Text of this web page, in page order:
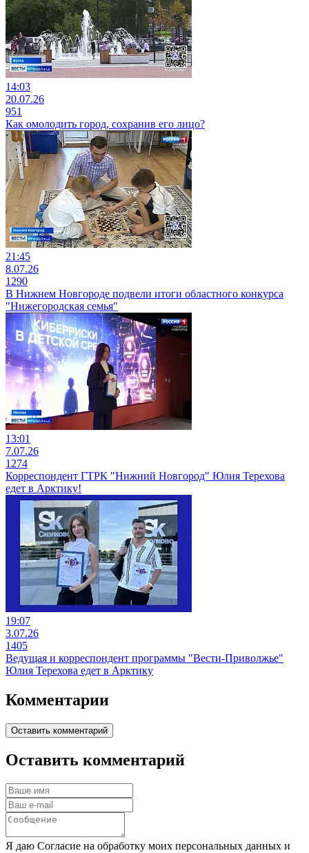
14:03
20.07.26
951
Как омолодить город, сохранив его лицо?
21:45
8.07.26
1290
В Нижнем Новгороде подвели итоги областного конкурса
"Нижегородская семья"
13:01
7.07.26
1274
Корреспондент ГТРК "Нижний Новгород" Юлия Терехова
едет в Арктику!
19:07
3.07.26
1405
Ведущая и корреспондент программы "Вести-Приволжье"
Юлия Терехова едет в Арктику
Комментарии
Оставить комментарий
Оставить комментарий
Я даю Согласие на обработку моих персональных данных и